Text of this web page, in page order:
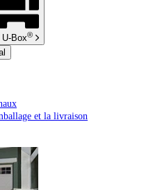
U-Box®
et la livraison